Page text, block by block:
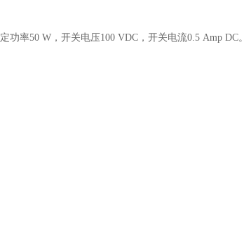
率50 W，开关电压100 VDC，开关电流0.5 Amp DC。